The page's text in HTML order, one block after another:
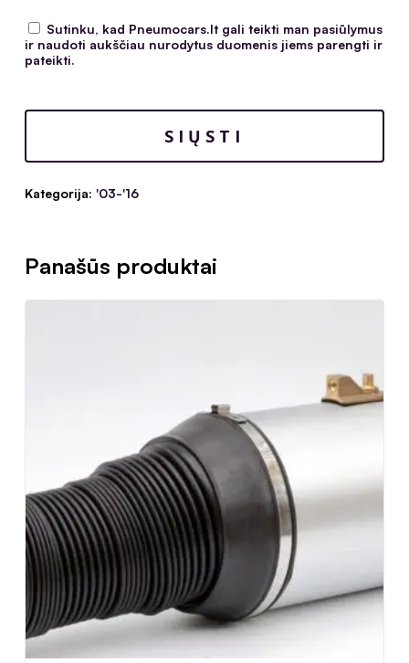
Sutinku, kad Pneumocars.lt gali teikti man pasiūlymus
ir naudoti aukščiau nurodytus duomenis jiems parengti ir
pateikti.
Kategorija: '03-'16
Panašūs produktai